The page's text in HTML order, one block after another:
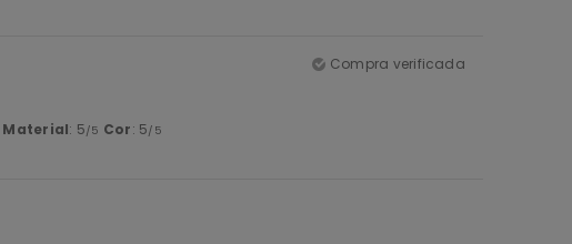
Compra verificada
Material: 5/5 Cor: 5/5